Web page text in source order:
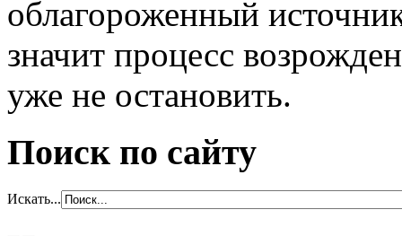
облагороженный
значит процесс
уже не остановить.
Поиск по сайту
Искать...